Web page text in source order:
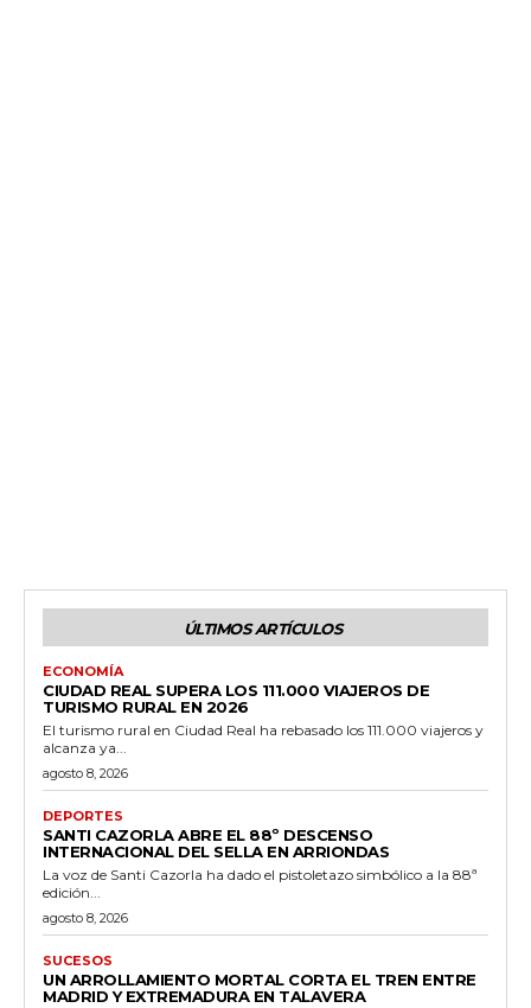
ÚLTIMOS ARTÍCULOS
ECONOMÍA
CIUDAD REAL SUPERA LOS 111.000 VIAJEROS DE
TURISMO RURAL EN 2026
El turismo rural en Ciudad Real ha rebasado los 111.000 viajeros y
alcanza ya...
agosto 8, 2026
DEPORTES
SANTI CAZORLA ABRE EL 88º DESCENSO
INTERNACIONAL DEL SELLA EN ARRIONDAS
La voz de Santi Cazorla ha dado el pistoletazo simbólico a la 88ª
edición...
agosto 8, 2026
SUCESOS
UN ARROLLAMIENTO MORTAL CORTA EL TREN ENTRE
MADRID Y EXTREMADURA EN TALAVERA